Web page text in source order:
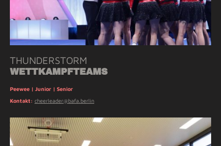
THUNDERSTORM
WETTKAMPFTEAMS
Peewee | Junior | Senior
Kontakt: cheerleader@bafa.berlin